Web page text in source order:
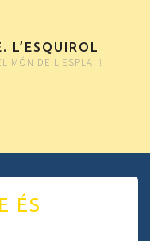
L’ESQUIROL
MÓN DE L'ESPLAI !
ÉS